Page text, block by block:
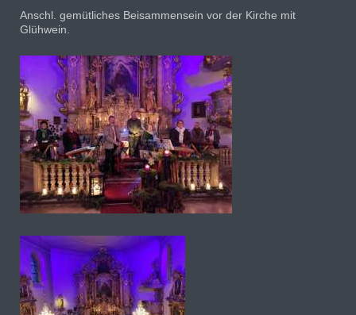
Anschl. gemütliches Beisammensein vor der Kirche mit
Glühwein.